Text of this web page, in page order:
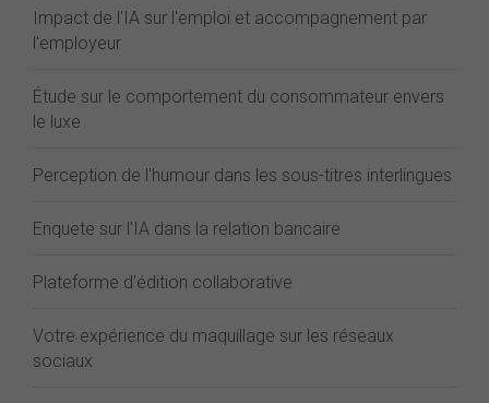
Impact de l'IA sur l'emploi et accompagnement par
l'employeur
Étude sur le comportement du consommateur envers
le luxe
Perception de l'humour dans les sous-titres interlingues
Enquete sur l'IA dans la relation bancaire
Plateforme d'édition collaborative
Votre expérience du maquillage sur les réseaux
sociaux